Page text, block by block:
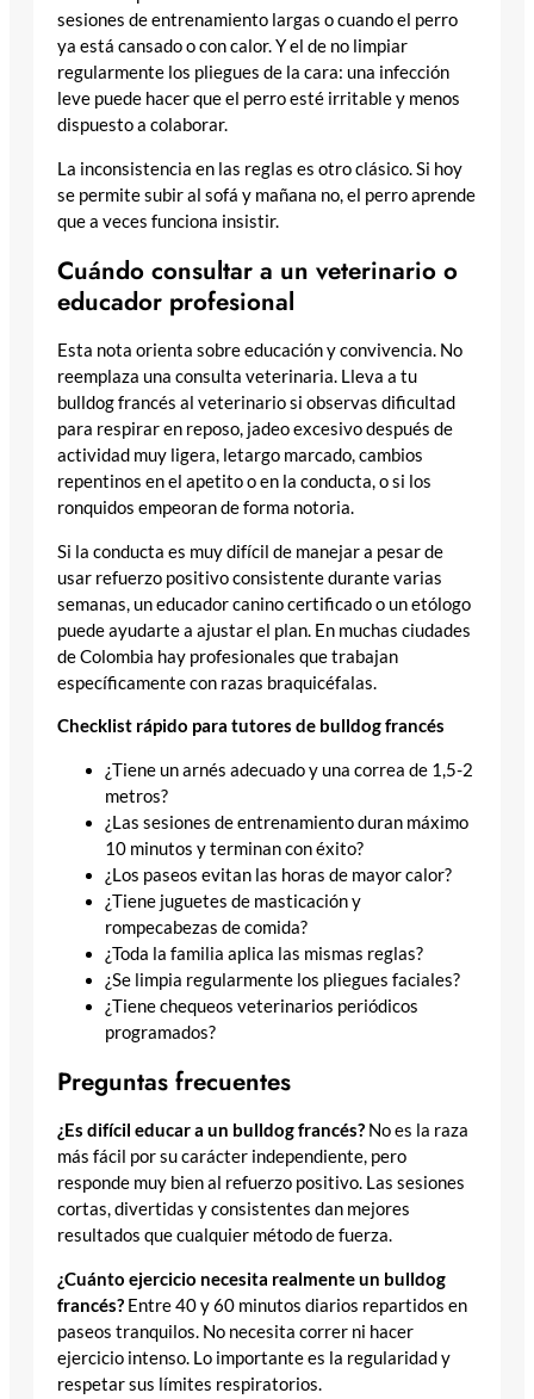
sesiones de entrenamiento largas o cuando el perro
ya está cansado o con calor. Y el de no limpiar
regularmente los pliegues de la cara: una infección
leve puede hacer que el perro esté irritable y menos
dispuesto a colaborar.
La inconsistencia en las reglas es otro clásico. Si hoy
se permite subir al sofá y mañana no, el perro aprende
que a veces funciona insistir.
Cuándo consultar a un veterinario o
educador profesional
Esta nota orienta sobre educación y convivencia. No
reemplaza una consulta veterinaria. Lleva a tu
bulldog francés al veterinario si observas dificultad
para respirar en reposo, jadeo excesivo después de
actividad muy ligera, letargo marcado, cambios
repentinos en el apetito o en la conducta, o si los
ronquidos empeoran de forma notoria.
Si la conducta es muy difícil de manejar a pesar de
usar refuerzo positivo consistente durante varias
semanas, un educador canino certificado o un etólogo
puede ayudarte a ajustar el plan. En muchas ciudades
de Colombia hay profesionales que trabajan
específicamente con razas braquicéfalas.
Checklist rápido para tutores de bulldog francés
¿Tiene un arnés adecuado y una correa de 1,5-2
metros?
¿Las sesiones de entrenamiento duran máximo
10 minutos y terminan con éxito?
¿Los paseos evitan las horas de mayor calor?
¿Tiene juguetes de masticación y
rompecabezas de comida?
¿Toda la familia aplica las mismas reglas?
¿Se limpia regularmente los pliegues faciales?
¿Tiene chequeos veterinarios periódicos
programados?
Preguntas frecuentes
¿Es difícil educar a un bulldog francés? No es la raza
más fácil por su carácter independiente, pero
responde muy bien al refuerzo positivo. Las sesiones
cortas, divertidas y consistentes dan mejores
resultados que cualquier método de fuerza.
¿Cuánto ejercicio necesita realmente un bulldog
francés? Entre 40 y 60 minutos diarios repartidos en
paseos tranquilos. No necesita correr ni hacer
ejercicio intenso. Lo importante es la regularidad y
respetar sus límites respiratorios.